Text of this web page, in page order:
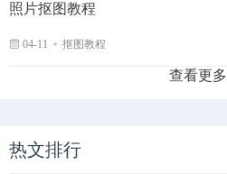
照片抠图教程
04-11 抠图教程
查看更多
热文排行